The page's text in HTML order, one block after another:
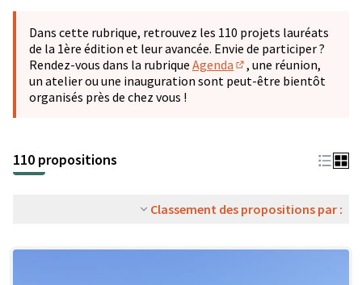
−
Dans cette rubrique, retrouvez les 110 projets lauréats
de la 1ère édition et leur avancée. Envie de participer ?
Rendez-vous dans la rubrique Agenda
(S'ouvre dans un
, une réunion,
un atelier ou une inauguration sont peut-être bientôt
organisés près de chez vous !
110 propositions
Classement des propositions par :